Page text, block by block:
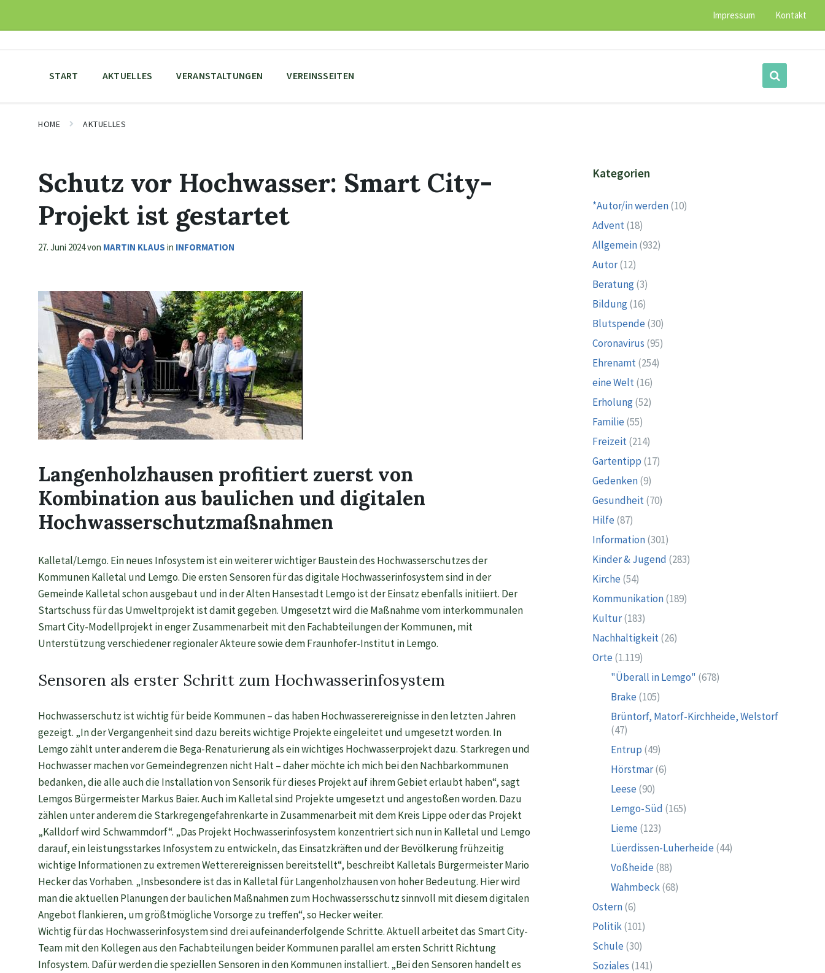
content
main
footer
Impressum Kontakt
START AKTUELLES VERANSTALTUNGEN VEREINSSEITEN
HOME AKTUELLES
Schutz vor Hochwasser: Smart City-
Projekt ist gestartet
27. Juni 2024von MARTIN KLAUS in INFORMATION
Langenholzhausen profitiert zuerst von
Kombination aus baulichen und digitalen
Hochwasserschutzmaßnahmen
Kalletal/Lemgo. Ein neues Infosystem ist ein weiterer wichtiger Baustein des Hochwasserschutzes der
Kommunen Kalletal und Lemgo. Die ersten Sensoren für das digitale Hochwasserinfosystem sind in der
Gemeinde Kalletal schon ausgebaut und in der Alten Hansestadt Lemgo ist der Einsatz ebenfalls initiiert. Der
Startschuss für das Umweltprojekt ist damit gegeben. Umgesetzt wird die Maßnahme vom interkommunalen
Smart City-Modellprojekt in enger Zusammenarbeit mit den Fachabteilungen der Kommunen, mit
Unterstützung verschiedener regionaler Akteure sowie dem Fraunhofer-Institut in Lemgo.
Sensoren als erster Schritt zum Hochwasserinfosystem
Hochwasserschutz ist wichtig für beide Kommunen – das haben Hochwasserereignisse in den letzten Jahren
gezeigt. „In der Vergangenheit sind dazu bereits wichtige Projekte eingeleitet und umgesetzt worden. In
Lemgo zählt unter anderem die Bega-Renaturierung als ein wichtiges Hochwasserprojekt dazu. Starkregen und
Hochwasser machen vor Gemeindegrenzen nicht Halt – daher möchte ich mich bei den Nachbarkommunen
bedanken, die alle auch die Installation von Sensorik für dieses Projekt auf ihrem Gebiet erlaubt haben“, sagt
Lemgos Bürgermeister Markus Baier. Auch im Kalletal sind Projekte umgesetzt und angestoßen worden. Dazu
zählen unter anderem die Starkregengefahrenkarte in Zusammenarbeit mit dem Kreis Lippe oder das Projekt
„Kalldorf wird Schwammdorf“. „Das Projekt Hochwasserinfosystem konzentriert sich nun in Kalletal und Lemgo
darauf, ein leistungsstarkes Infosystem zu entwickeln, das Einsatzkräften und der Bevölkerung frühzeitig
wichtige Informationen zu extremen Wetterereignissen bereitstellt“, beschreibt Kalletals Bürgermeister Mario
Hecker das Vorhaben. „Insbesondere ist das in Kalletal für Langenholzhausen von hoher Bedeutung. Hier wird
man die aktuellen Planungen der baulichen Maßnahmen zum Hochwassersschutz sinnvoll mit diesem digitalen
Angebot flankieren, um größtmögliche Vorsorge zu treffen“, so Hecker weiter.
Wichtig für das Hochwasserinfosystem sind drei aufeinanderfolgende Schritte. Aktuell arbeitet das Smart City-
Team mit den Kollegen aus den Fachabteilungen beider Kommunen parallel am ersten Schritt Richtung
Infosystem. Dafür werden die speziellen Sensoren in den Kommunen installiert. „Bei den Sensoren handelt es
Kategorien
*Autor/in werden(10)
Advent(18)
Allgemein(932)
Autor(12)
Beratung(3)
Bildung(16)
Blutspende (30)
Coronavirus (95)
Ehrenamt(254)
eine Welt(16)
Erholung(52)
Familie (55)
Freizeit(214)
Gartentipp (17)
Gedenken(9)
Gesundheit(70)
Hilfe (87)
Information(301)
Kinder & Jugend (283)
Kirche (54)
Kommunikation(189)
Kultur(183)
Nachhaltigkeit(26)
Orte (1.119)
"Überall in Lemgo" (678)
Brake (105)
Brüntorf, Matorf-Kirchheide, Welstorf
(47)
Entrup (49)
Hörstmar(6)
Leese (90)
Lemgo-Süd (165)
Lieme (123)
Lüerdissen-Luherheide (44)
Voßheide (88)
Wahmbeck(68)
Ostern(6)
Politik(101)
Schule (30)
Soziales (141)